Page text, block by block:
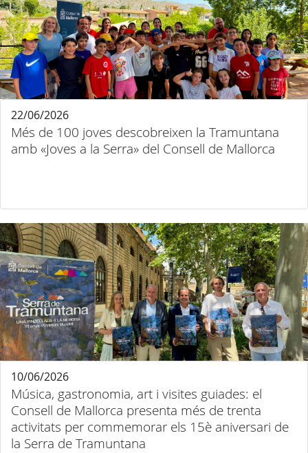
Més de 100 joves descobreixen la Tramuntana
amb «Joves a la Serra» del Consell de Mallorca
22/06/2026
Música, gastronomia, art i visites guiades: el
Consell de Mallorca presenta més de trenta
activitats per commemorar els 15è aniversari de
la Serra de Tramuntana
10/06/2026